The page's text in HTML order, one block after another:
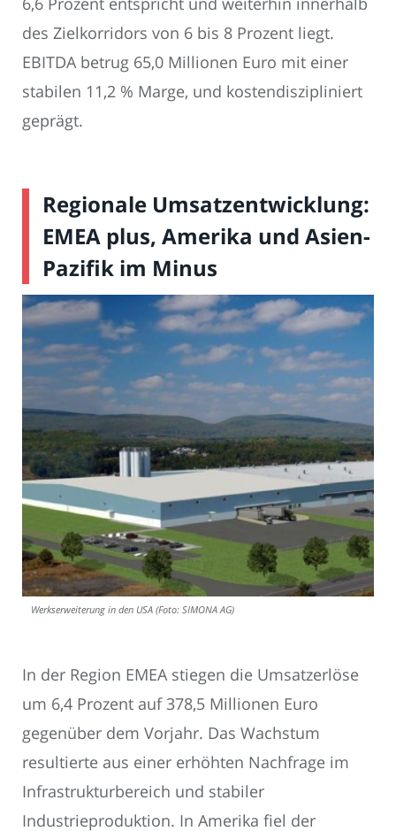
des Zielkorridors von 6 bis 8 Prozent liegt.
EBITDA betrug 65,0 Millionen Euro mit einer
stabilen 11,2 % Marge, und kostendiszipliniert
geprägt.
Regionale Umsatzentwicklung:
EMEA plus, Amerika und Asien-
Pazifik im Minus
Werkserweiterung in den USA (Foto: SIMONA AG)
In der Region EMEA stiegen die Umsatzerlöse
um 6,4 Prozent auf 378,5 Millionen Euro
gegenüber dem Vorjahr. Das Wachstum
resultierte aus einer erhöhten Nachfrage im
Infrastrukturbereich und stabiler
Industrieproduktion. In Amerika fiel der